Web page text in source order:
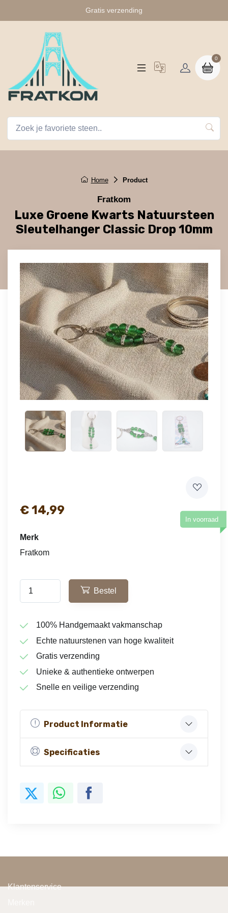
Gratis verzending
0
Home Product
Fratkom
Luxe Groene Kwarts Natuursteen
Sleutelhanger Classic Drop 10mm
€14,99
In voorraad
Merk
Fratkom
Bestel
100% Handgemaakt vakmanschap
Echte natuurstenen van hoge kwaliteit
Gratis verzending
Unieke & authentieke ontwerpen
Snelle en veilige verzending
Product Informatie
Specificaties
Klantenservice